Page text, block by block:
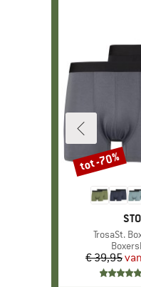
Artikel
TrosaSt.
€ 39,95
Korting
tot -70%